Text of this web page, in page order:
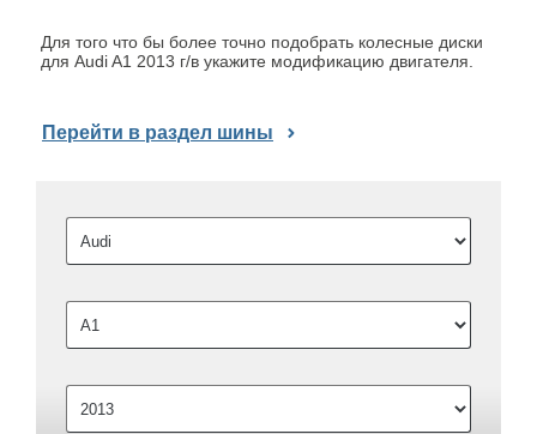
Для того что бы более точно подобрать колесные диски
для Audi A1 2013 г/в укажите модификацию двигателя.
Перейти в раздел шины